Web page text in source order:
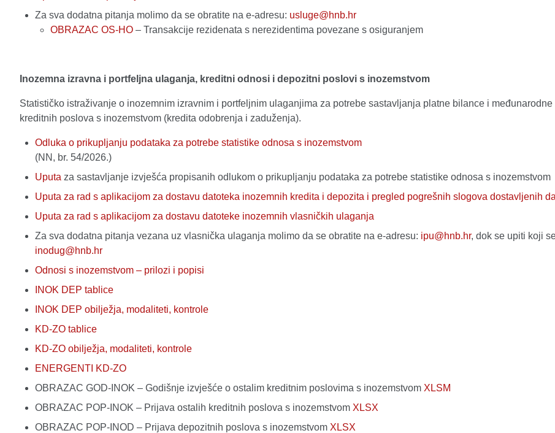
Za sva dodatna pitanja molimo da se obratite na e-adresu: usluge@hnb.hr
OBRAZAC OS-HO – Transakcije rezidenata s nerezidentima povezane s osiguranjem
Inozemna izravna i portfeljna ulaganja, kreditni odnosi i depozitni poslovi s inozemstvom
Statističko istraživanje o inozemnim izravnim i portfeljnim ulaganjima za potrebe sastavljanja platne bilance i
kreditnih poslova s inozemstvom (kredita odobrenja i zaduženja).
Odluka o prikupljanju podataka za potrebe statistike odnosa s inozemstvom
(NN, br. 54/2026.)
Uputa za sastavljanje izvješća propisanih odlukom o prikupljanju podataka za potrebe statistike odnosa s inozemstvom
Uputa za rad s aplikacijom za dostavu datoteka inozemnih kredita i depozita i pregled pogrešnih slogova dostavljenih
Uputa za rad s aplikacijom za dostavu datoteke inozemnih vlasničkih ulaganja
Za sva dodatna pitanja vezana uz vlasnička ulaganja molimo da se obratite na e-adresu: ipu@hnb.hr, dok se upiti koji
inodug@hnb.hr
Odnosi s inozemstvom – prilozi i popisi
INOK DEP tablice
INOK DEP obilježja, modaliteti, kontrole
KD-ZO tablice
KD-ZO obilježja, modaliteti, kontrole
ENERGENTI KD-ZO
OBRAZAC GOD-INOK – Godišnje izvješće o ostalim kreditnim poslovima s inozemstvom XLSM
OBRAZAC POP-INOK – Prijava ostalih kreditnih poslova s inozemstvom XLSX
OBRAZAC POP-INOD – Prijava depozitnih poslova s inozemstvom XLSX